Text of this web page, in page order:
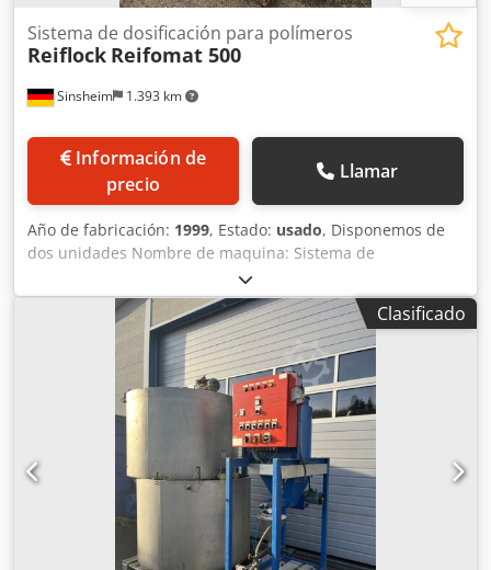
Sinsheim 1.393 km
Sistema de dosificación para polímeros
Reiflock Reifomat 500
Información de
precio
Llamar
Año de fabricación: 1999, Estado: usado, Disponemos de
dos unidades Nombre de maquina: Sistema de
dosificación para polímeros liquidos Credjyvixbopfx Ac Tsf
Fabricante: Reiflock Tipo: Reifomat 500 Año de fabricación:
1999 Potencia: Rendimiento del polímero: 0,12 - 2,5 l / min.
Flujo de agua: 40 - 160 l/min. Dimensiones: Largo 1000 x
ancho 750 x alto 1500 mm Peso en vacío:
aproximadamente 120 kilogramos Documentación técnica:
si Condición: Usado Precio: Bajo demanda
Clasificado